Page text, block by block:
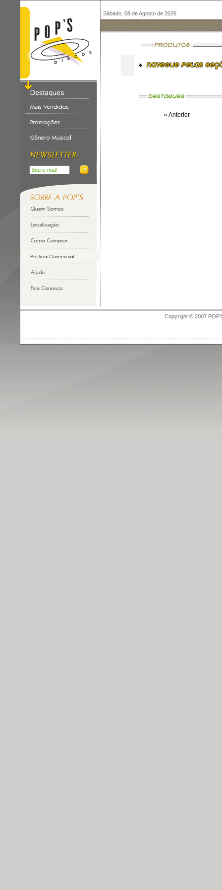
Sábado, 08 de Agosto de 2026
« Anterior
Copyright © 2007